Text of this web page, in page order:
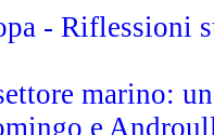
- Riflessioni
marino:
e